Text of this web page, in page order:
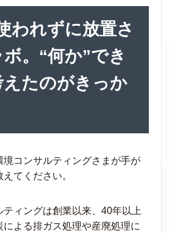
われずに放置さ
。“何か”でき
たのがきっか
境コンサルティングさまが手が
てください。
ティングは創業以来、40年以上
よる排ガス処理や産廃処理に